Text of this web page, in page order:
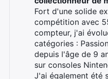
Fort d'une solide
compétition avec
compteur, j'ai
catégories :
depuis l'âge de 9
sur consoles
J'ai également été